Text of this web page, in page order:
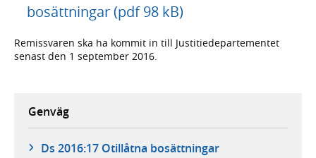
bosättningar (pdf 98 kB)
Remissvaren ska ha kommit in till Justitiedepartementet
senast den 1 september 2016.
Genväg
Ds 2016:17 Otillåtna bosättningar